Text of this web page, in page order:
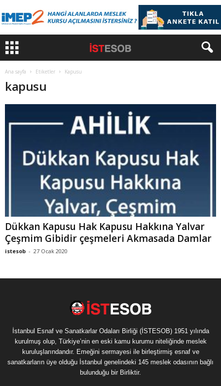
Ana sayfa Etiketler Kapusu
kapusu
Dükkan Kapusu Hak Kapusu Hakkına Yalvar
Çeşmim Gibidir çeşmeleri Akmasada Damlar
istesob - 27 Ocak 2020
İstanbul Esnaf ve Sanatkarlar Odaları Birliği (İSTESOB) 1951 yılında
kurulmuş olup, Türkiye’nin en eski kamu kurumu niteliğinde meslek
kuruluşlarındandır. Emeğini sermayesi ile birleştirmiş esnaf ve
sanatkarların üye olduğu İstanbul genelindeki 145 meslek odasının bağlı
bulunduğu bir Birliktir.